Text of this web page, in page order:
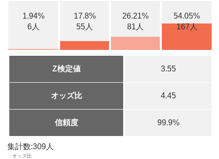
1.94%
6人
17.8%
55人
26.21%
81人
54.05%
167人
Z検定値 3.55
オッズ比 4.45
信頼度 99.9%
集計数:309人
・オッズ比